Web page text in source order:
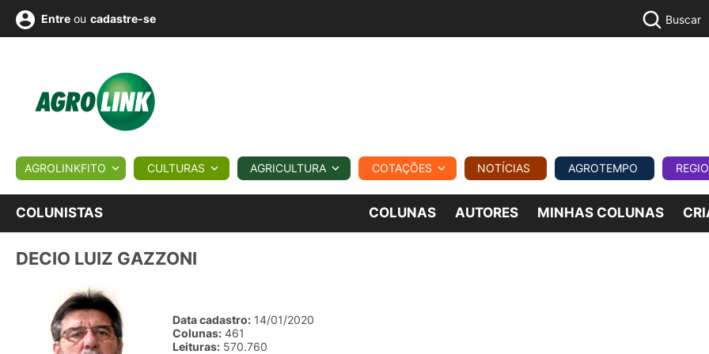
BIOLÓGICOS COTAÇÕES NOTÍCIAS AGROTEMPO REGIONAL COMERCIAL AGROVIAGENS
Conversor Colunistas Eventos
Entre ou cadastre-se Buscar
AGROLINKFITO CULTURAS AGRICULTURA COTAÇÕES NOTÍCIAS AGROTEMPO
COLUNISTAS COLUNAS AUTORES MINHAS COLUNAS
DECIO LUIZ GAZZONI
Data cadastro:14/01/2020
Colunas:461
Leituras:570.760